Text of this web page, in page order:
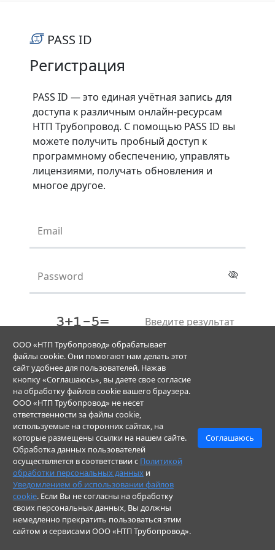
PASS ID
Регистрация
PASS ID — это единая учётная запись для
доступа к различным онлайн-ресурсам
НТП Трубопровод. С помощью PASS ID вы
можете получить пробный доступ к
программному обеспечению, управлять
лицензиями, получать обновления и
многое другое.
Email
Password
Введите результат
Создать PASS ID
Уже есть учётная запись PASS ID?
Зарегистрировались, но не получили
письмо? Воспользуйтесьформой
восстановления пароля, чтобы мы
отправили письмо повторно.
© ООО "НТП Трубопровод". Все права защищены
ООО «НТП Трубопровод» обрабатывает
файлы cookie. Они помогают нам делать этот
сайт удобнее для пользователей. Нажав
кнопку «Соглашаюсь», вы даете свое согласие
на обработку файлов cookie вашего браузера.
ООО «НТП Трубопровод» не несет
ответственности за файлы cookie,
используемые на сторонних сайтах, на
которые размещены ссылки на нашем сайте.
Обработка данных пользователей
осуществляется в соответствии с Политикой
обработки персональных данныхи
Уведомлением об использовании файлов
cookie. Если Вы не согласны на обработку
своих персональных данных, Вы должны
немедленно прекратить пользоваться этим
сайтом и сервисами ООО «НТП Трубопровод».
Соглашаюсь